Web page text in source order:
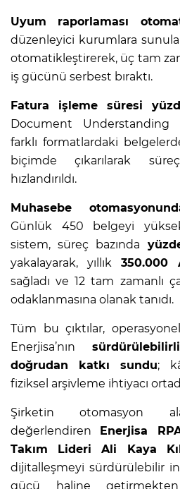
Uyum raporlaması
düzenleyici kurumlara
otomatikleştirerek, üç tam
iş gücünü serbest bıraktı.
Fatura işleme süresi
Document Understanding
farklı formatlardaki
biçimde çıkarılarak
hızlandırıldı.
Muhasebe
Günlük 450 belgeyi
sistem, süreç bazında
yakalayarak, yıllık 350.000
sağladı ve 12 tam zamanlı
odaklanmasına olanak tanıdı.
Tüm bu çıktılar,
Enerjisa’nın
doğrudan katkı sundu;
fiziksel arşivleme ihtiyacı
Şirketin otomasyon
değerlendiren Enerjisa
Takım Lideri Ali Kaya
dijitalleşmeyi sürdürülebilir
gücü haline